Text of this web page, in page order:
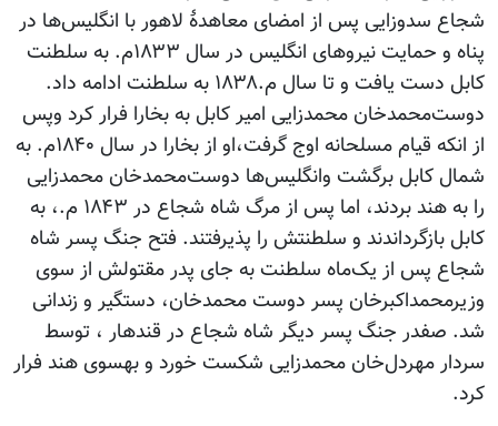
شجاع سدوزایی پس از امضای معاهدۀ لاهور با انگلیس‌ها در
پناه و حمایت نیروهای انگلیس در سال ۱۸۳۳م. به سلطنت
کابل دست یافت و تا سال م.۱۸۳۸ به سلطنت ادامه داد.
دوست‌محمدخان محمدزایی امیر کابل به بخارا فرار کرد وپس
از انکه قیام مسلحانه اوج گرفت،او از بخارا در سال ۱۸۴۰م. به
شمال کابل برگشت وانگلیس‌ها دوست‌محمدخان محمدزایی
را به هند بردند، اما پس از مرگ شاه شجاع در ۱۸۴۳ م.، به
کابل بازگرداندند و سلطنتش را پذیرفتند. فتح جنگ پسر شاه
شجاع پس از یک‌ماه سلطنت به جای پدر مقتولش از سوی
وزیرمحمداکبرخان پسر دوست محمدخان، دستگیر و زندانی
شد. صفدر جنگ پسر دیگر شاه شجاع در قندهار ، توسط
سردار مهردل‌خان محمدزایی شکست خورد و بهسوی هند فرار
کرد.